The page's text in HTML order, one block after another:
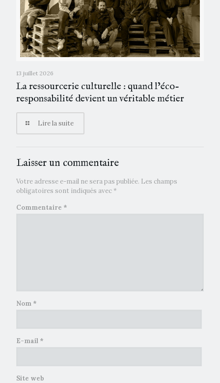
13 juillet 2026
La ressourcerie culturelle : quand l’éco-
responsabilité devient un véritable métier
Lire la suite
Laisser un commentaire
Votre adresse e-mail ne sera pas publiée. Les champs
obligatoires sont indiqués avec *
Commentaire *
Nom *
E-mail *
Site web